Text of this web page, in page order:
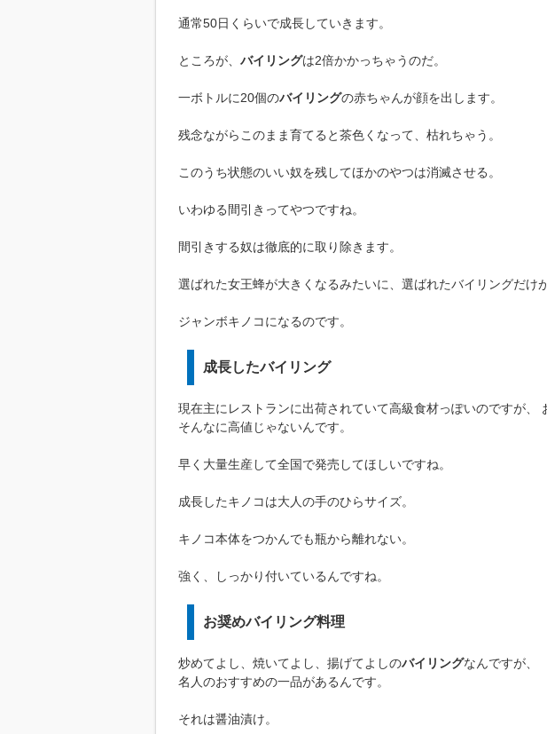
通常50日くらいで成長していきます。
ところが、 バイリングは2倍かかっちゃうのだ。
一ボトルに20個のバイリングの赤ちゃんが顔を出します。
残念ながらこのまま育てると茶色くなって、枯れちゃう。
このうち状態のいい奴を残してほかのやつは消滅させる。
いわゆる間引きってやつですね。
間引きする奴は徹底的に取り除きます。
選ばれた女王蜂が大きくなるみたいに、選ばれたバイリングだけが
ジャンボキノコになるのです。
成長したバイリング
現在主にレストランに出荷されていて高級食材っぽいのですが、
そんなに高値じゃないんです。
早く大量生産して全国で発売してほしいですね。
成長したキノコは大人の手のひらサイズ。
キノコ本体をつかんでも瓶から離れない。
強く、しっかり付いているんですね。
お奨めバイリング料理
炒めてよし、焼いてよし、揚げてよしのバイリングなんですが、
名人のおすすめの一品があるんです。
それは醤油漬け。